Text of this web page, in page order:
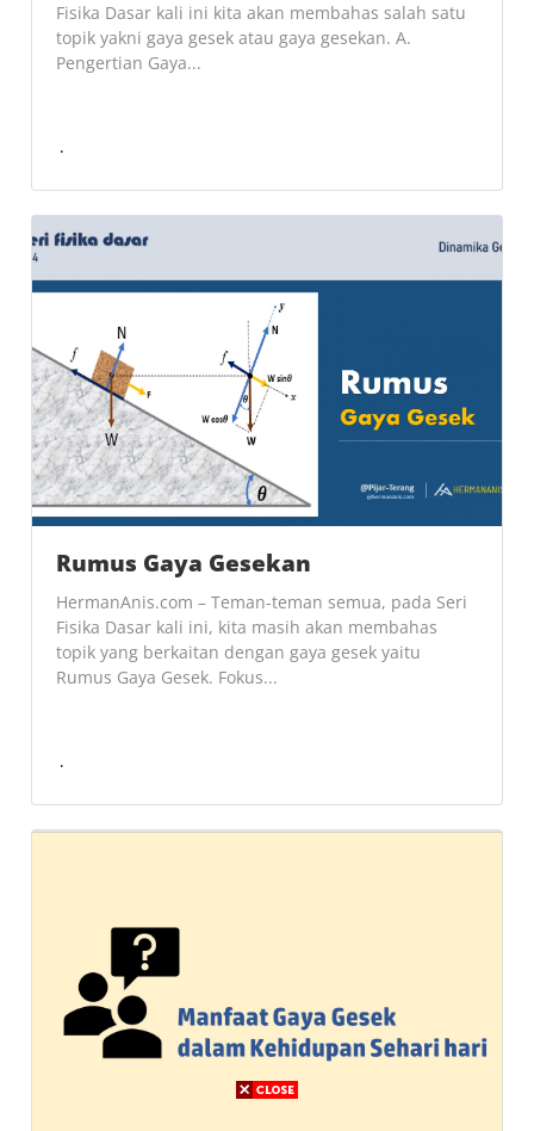
Fisika Dasar kali ini kita akan membahas salah satu
topik yakni gaya gesek atau gaya gesekan. A.
Pengertian Gaya...
Rumus Gaya Gesekan
HermanAnis.com – Teman-teman semua, pada Seri
Fisika Dasar kali ini, kita masih akan membahas
topik yang berkaitan dengan gaya gesek yaitu
Rumus Gaya Gesek. Fokus...